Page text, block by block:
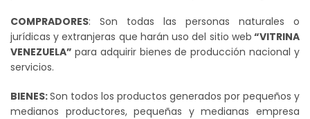
COMPRADORES: Son todas las personas naturales o
jurídicas y extranjeras que harán uso del sitio web “VITRINA
VENEZUELA” para adquirir bienes de producción nacional y
servicios.
BIENES:Son todos los productos generados por pequeños y
medianos productores, pequeñas y medianas empresa